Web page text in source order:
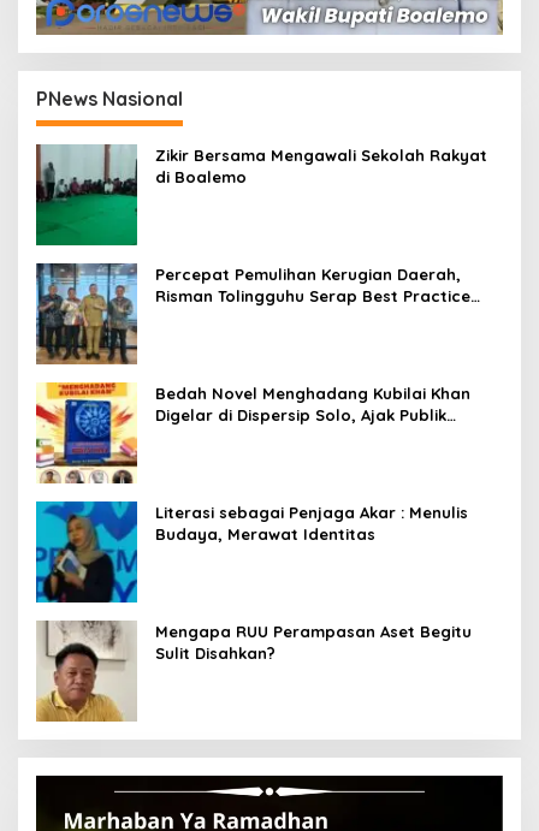
PNews Nasional
Zikir Bersama Mengawali Sekolah Rakyat
di Boalemo
Percepat Pemulihan Kerugian Daerah,
Risman Tolingguhu Serap Best Practice
Bedah Novel Menghadang Kubilai Khan
Digelar di Dispersip Solo, Ajak Publik
Literasi sebagai Penjaga Akar : Menulis
Budaya, Merawat Identitas
Mengapa RUU Perampasan Aset Begitu
Sulit Disahkan?